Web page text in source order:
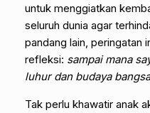
untuk menggiatkan
seluruh dunia agar
pandang lain, peringatan
refleksi: sampai mana
luhur dan budaya
Tak perlu khawatir anak